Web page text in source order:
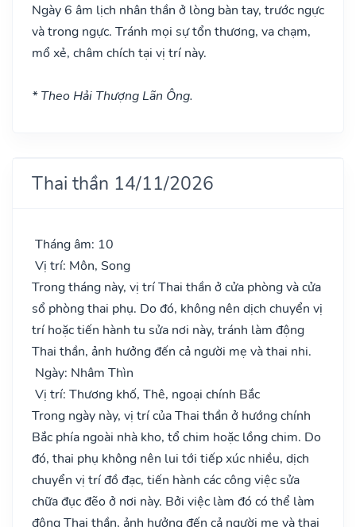
Ngày 6 âm lịch nhân thần ở lòng bàn tay, trước ngực
và trong ngực. Tránh mọi sự tổn thương, va chạm,
mổ xẻ, châm chích tại vị trí này.
* Theo Hải Thượng Lãn Ông.
Thai thần 14/11/2026
Tháng âm: 10
Vị trí: Môn, Song
Trong tháng này, vị trí Thai thần ở cửa phòng và cửa
sổ phòng thai phụ. Do đó, không nên dịch chuyển vị
trí hoặc tiến hành tu sửa nơi này, tránh làm động
Thai thần, ảnh hưởng đến cả người mẹ và thai nhi.
Ngày: Nhâm Thìn
Vị trí: Thương khố, Thê, ngoại chính Bắc
Trong ngày này, vị trí của Thai thần ở hướng chính
Bắc phía ngoài nhà kho, tổ chim hoặc lồng chim. Do
đó, thai phụ không nên lui tới tiếp xúc nhiều, dịch
chuyển vị trí đồ đạc, tiến hành các công việc sửa
chữa đục đẽo ở nơi này. Bởi việc làm đó có thể làm
động Thai thần, ảnh hưởng đến cả người mẹ và thai